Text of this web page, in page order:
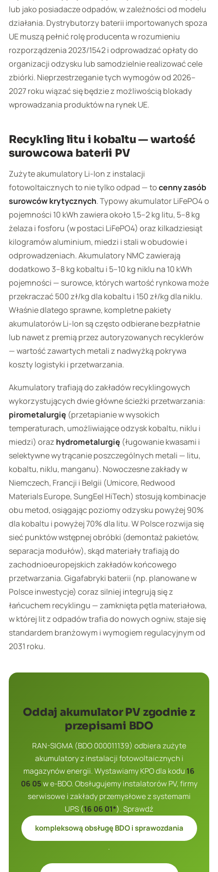
lub jako posiadacze odpadów, w zależności od modelu
działania. Dystrybutorzy baterii importowanych spoza
UE muszą pełnić rolę producenta w rozumieniu
rozporządzenia 2023/1542 i odprowadzać opłaty do
organizacji odzysku lub samodzielnie realizować cele
zbiórki. Nieprzestrzeganie tych wymogów od 2026–
2027 roku wiązać się będzie z możliwością blokady
wprowadzania produktów na rynek UE.
Recykling litu i kobaltu — wartość
surowcowa baterii PV
Zużyte akumulatory Li-Ion z instalacji
fotowoltaicznych to nie tylko odpad — tocenny zasób
surowców krytycznych. Typowy akumulator LiFePO4 o
pojemności 10 kWh zawiera około 1,5–2 kg litu, 5–8 kg
żelaza i fosforu (w postaci LiFePO4) oraz kilkadziesiąt
kilogramów aluminium, miedzi i stali w obudowie i
odprowadzeniach. Akumulatory NMC zawierają
dodatkowo 3–8 kg kobaltu i 5–10 kg niklu na 10 kWh
pojemności — surowce, których wartość rynkowa może
przekraczać 500 zł/kg dla kobaltu i 150 zł/kg dla niklu.
Właśnie dlatego sprawne, kompletne pakiety
akumulatorów Li-Ion są często odbierane bezpłatnie
lub nawet z premią przez autoryzowanych recyklerów
— wartość zawartych metali z nadwyżką pokrywa
koszty logistyki i przetwarzania.
Akumulatory trafiają do zakładów recyklingowych
wykorzystujących dwie główne ścieżki przetwarzania:
pirometalurgię (przetapianie w wysokich
temperaturach, umożliwiające odzysk kobaltu, niklu i
miedzi) oraz hydrometalurgię (ługowanie kwasami i
selektywne wytrącanie poszczególnych metali — litu,
kobaltu, niklu, manganu). Nowoczesne zakłady w
Niemczech, Francji i Belgii (Umicore, Redwood
Materials Europe, SungEel HiTech) stosują kombinacje
obu metod, osiągając poziomy odzysku powyżej 90%
dla kobaltu i powyżej 70% dla litu. W Polsce rozwija się
sieć punktów wstępnej obróbki (demontaż pakietów,
separacja modułów), skąd materiały trafiają do
zachodnioeuropejskich zakładów końcowego
przetwarzania. Gigafabryki baterii (np. planowane w
Polsce inwestycje) coraz silniej integrują się z
łańcuchem recyklingu — zamknięta pętla materiałowa,
w której lit z odpadów trafia do nowych ogniw, staje się
standardem branżowym i wymogiem regulacyjnym od
2031 roku.
Oddaj akumulator PV zgodnie z
przepisami BDO
RAN-SIGMA (BDO 000011139) odbiera zużyte
akumulatory z instalacji fotowoltaicznych i
magazynów energii. Wystawiamy KPO dla kodu 16
06 05w e-BDO. Obsługujemy instalatorów PV, firmy
serwisowe i zakłady przemysłowe z systemami
UPS (16 06 01*). Sprawdź
kompleksową obsługę BDO i sprawozdania
.